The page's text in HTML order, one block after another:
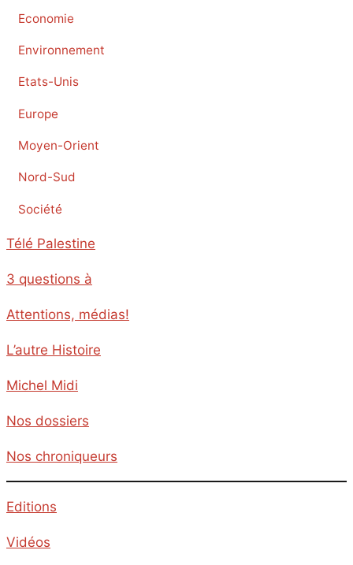
Economie
Environnement
Etats-Unis
Europe
Moyen-Orient
Nord-Sud
Société
Télé Palestine
3 questions à
Attentions, médias!
L’autre Histoire
Michel Midi
Nos dossiers
Nos chroniqueurs
Editions
Vidéos